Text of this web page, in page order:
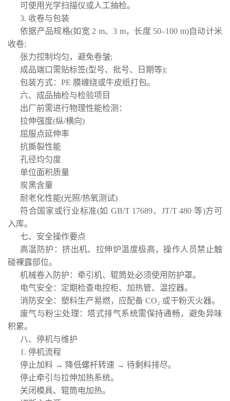
可使用光学扫描仪或人工抽检。
3. 收卷与包装
依据产品规格(如宽 2 m、3 m，长度 50–100 m)自动计米
收卷;
张力控制均匀，避免卷皱;
成品端口需贴标签(型号、批号、日期等);
包装方式：PE 膜缠绕或牛皮纸打包。
六、成品抽检与检验项目
出厂前需进行物理性能检测：
拉伸强度(纵/横向)
屈服点延伸率
抗撕裂性能
孔径均匀度
单位面积质量
炭黑含量
耐老化性能(光照/热氧测试)
符合国家或行业标准(如 GB/T 17689、JT/T 480 等)方可
入库。
七、安全操作要点
高温防护：挤出机、拉伸炉温度极高，操作人员禁止触
碰裸露部位。
机械卷入防护：牵引机、辊筒处必须使用防护罩。
电气安全：定期检查电控柜、加热管、温控器。
消防安全：塑料生产易燃，应配备 CO₂ 或干粉灭火器。
废气与粉尘处理：塔式排气系统需保持通畅，避免异味
积累。
八、停机与维护
1. 停机流程
停止加料 → 降低螺杆转速 → 待剩料排尽。
停止牵引与拉伸加热系统。
关闭模具、辊筒电加热。